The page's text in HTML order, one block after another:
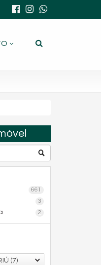
661
3
2
(7)